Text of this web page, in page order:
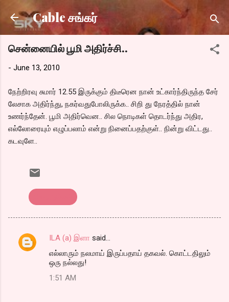
Skip to main content
Cable சங்கர்
சென்னையில் பூமி அதிர்ச்சி..
- June 13, 2010
நேற்றிரவு சுமார் 12.55 இருக்கும் திடீரென நான் உட்கார்ந்திருந்த சேர்
லேசாக அதிர்ந்து, நகர்வதுபோலிருக்க.. சிறி து நேரத்தில் நான்
உணர்ந்தேன். பூமி அதிர்வென.. சில நொடிகள் தொடர்ந்து அதிர,
எல்லோரையும் எழுப்பலாம் என்று நினைப்பதற்குள்.. நின்று விட்டது..
கடவுளே..
C
ILA (a) இளா said…
எல்லாரும் நலமாய் இருப்பதாய் தகவல். கொட்டதிலும்
ஒரு நல்லது!
1:51 AM